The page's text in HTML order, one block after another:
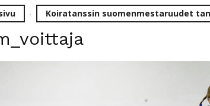
Koiratanssin suomenmestaruudet